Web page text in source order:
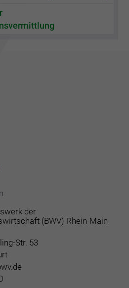
der
(BWV) Rhein-Main
Str. 53